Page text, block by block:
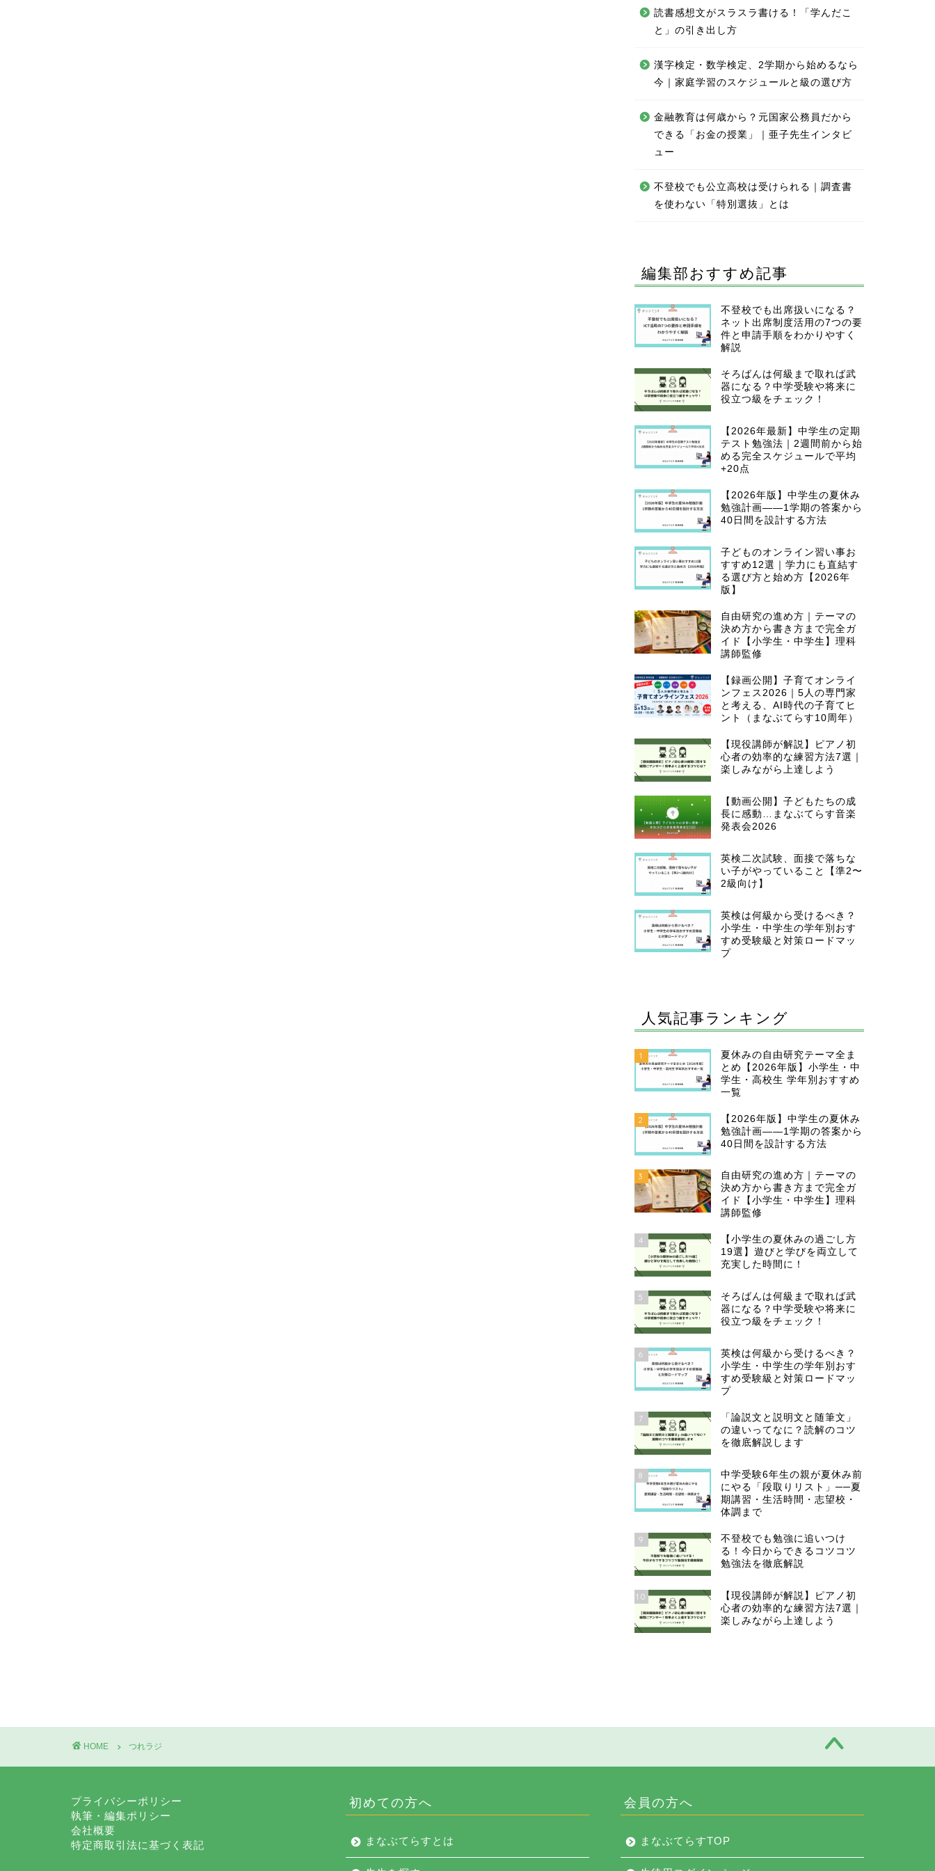
読書感想文がスラスラ書ける！「学んだこ
と」の引き出し方
漢字検定・数学検定、2学期から始めるなら
今｜家庭学習のスケジュールと級の選び方
金融教育は何歳から？元国家公務員だから
できる「お金の授業」｜亜子先生インタビ
ュー
不登校でも公立高校は受けられる｜調査書
を使わない「特別選抜」とは
編集部おすすめ記事
不登校でも出席扱いになる？
ネット出席制度活用の7つの要
件と申請手順をわかりやすく
解説
そろばんは何級まで取れば武
器になる？中学受験や将来に
役立つ級をチェック！
【2026年最新】中学生の定期
テスト勉強法｜2週間前から始
める完全スケジュールで平均
+20点
【2026年版】中学生の夏休み
勉強計画——1学期の答案から
40日間を設計する方法
子どものオンライン習い事お
すすめ12選｜学力にも直結す
る選び方と始め方【2026年
版】
自由研究の進め方｜テーマの
決め方から書き方まで完全ガ
イド【小学生・中学生】理科
講師監修
【録画公開】子育てオンライ
ンフェス2026｜5人の専門家
と考える、AI時代の子育てヒ
ント（まなぶてらす10周年）
【現役講師が解説】ピアノ初
心者の効率的な練習方法7選｜
楽しみながら上達しよう
【動画公開】子どもたちの成
長に感動…まなぶてらす音楽
発表会2026
英検二次試験、面接で落ちな
い子がやっていること【準2〜
2級向け】
英検は何級から受けるべき？
小学生・中学生の学年別おす
すめ受験級と対策ロードマッ
プ
人気記事ランキング
1
夏休みの自由研究テーマ全ま
とめ【2026年版】小学生・中
学生・高校生 学年別おすすめ
一覧
2
【2026年版】中学生の夏休み
勉強計画——1学期の答案から
40日間を設計する方法
3
自由研究の進め方｜テーマの
決め方から書き方まで完全ガ
イド【小学生・中学生】理科
講師監修
4
【小学生の夏休みの過ごし方
19選】遊びと学びを両立して
充実した時間に！
5
そろばんは何級まで取れば武
器になる？中学受験や将来に
役立つ級をチェック！
6
英検は何級から受けるべき？
小学生・中学生の学年別おす
すめ受験級と対策ロードマッ
プ
7
「論説文と説明文と随筆文」
の違いってなに？読解のコツ
を徹底解説します
8
中学受験6年生の親が夏休み前
にやる「段取りリスト」──夏
期講習・生活時間・志望校・
体調まで
9
不登校でも勉強に追いつけ
る！今日からできるコツコツ
勉強法を徹底解説
10
【現役講師が解説】ピアノ初
心者の効率的な練習方法7選｜
楽しみながら上達しよう
HOME つれラジ
プライバシーポリシー
執筆・編集ポリシー
会社概要
特定商取引法に基づく表記
初めての方へ
まなぶてらすとは
会員の方へ
まなぶてらすTOP